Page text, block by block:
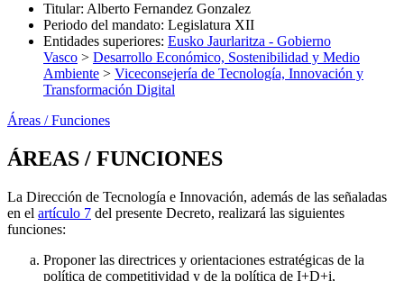
Titular: Alberto Fernandez Gonzalez
Periodo del mandato: Legislatura XII
Entidades superiores: Eusko Jaurlaritza - Gobierno
Vasco > Desarrollo Económico, Sostenibilidad y Medio
Ambiente > Viceconsejería de Tecnología, Innovación y
Transformación Digital
Áreas / Funciones
ÁREAS / FUNCIONES
La Dirección de Tecnología e Innovación, además de las señaladas
en el artículo 7 del presente Decreto, realizará las siguientes
funciones:
Proponer las directrices y orientaciones estratégicas de la
política de competitividad y de la política de I+D+i,